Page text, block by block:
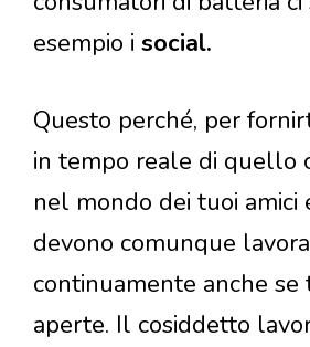
esempio i social.
Questo perché, per
in tempo reale di quello
nel mondo dei tuoi amici
devono comunque
continuamente anche
aperte. Il cosiddetto